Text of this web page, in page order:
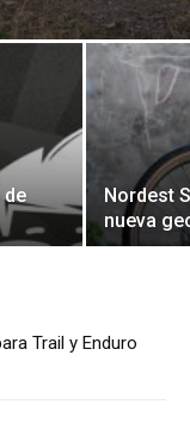
de
Nordest
nueva
Trail y Enduro